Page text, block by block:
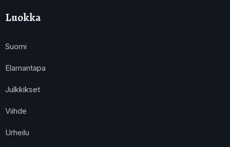
Luokka
Suomi
Elamantapa
Julkkikset
Viihde
Urheilu